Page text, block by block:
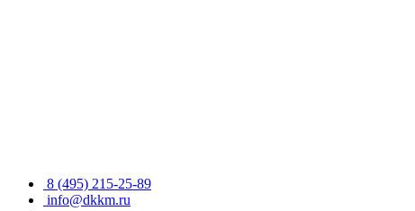
8 (495) 215-25-89
info@dkkm.ru